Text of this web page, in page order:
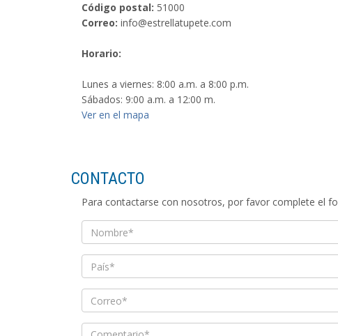
Código postal: 51000
Correo: info@estrellatupete.com
Horario:
Lunes a viernes: 8:00 a.m. a 8:00 p.m.
Sábados: 9:00 a.m. a 12:00 m.
Ver en el mapa
CONTACTO
Para contactarse con nosotros, por favor complete el